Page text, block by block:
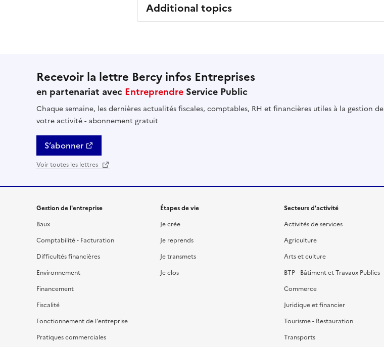
Additional topics
Recevoir la lettre Bercy infos Entreprises
en partenariat avec Entreprendre Service Public
Chaque semaine, les dernières actualités fiscales, comptables, RH et financières utiles à la gestion de
votre activité - abonnement gratuit
S’abonner
Voir toutes les lettres
Gestion de l'entreprise
Baux
Comptabilité - Facturation
Difficultés financières
Environnement
Financement
Fiscalité
Fonctionnement de l'entreprise
Pratiques commerciales
Étapes de vie
Je crée
Je reprends
Je transmets
Je clos
Secteurs d'activité
Activités de services
Agriculture
Arts et culture
BTP - Bâtiment et Travaux Publics
Commerce
Juridique et financier
Tourisme - Restauration
Transports